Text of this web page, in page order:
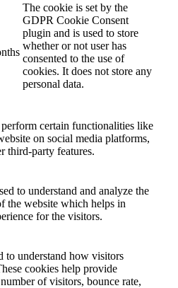
The cookie is set by the
GDPR Cookie Consent
plugin and is used to store
whether or not user has
consented to the use of
cookies. It does not store any
personal data.
certain functionalities like
on social media platforms,
third-party features.
to understand and analyze the
the website which helps in
for the visitors.
to understand how visitors
cookies help provide
of visitors, bounce rate,